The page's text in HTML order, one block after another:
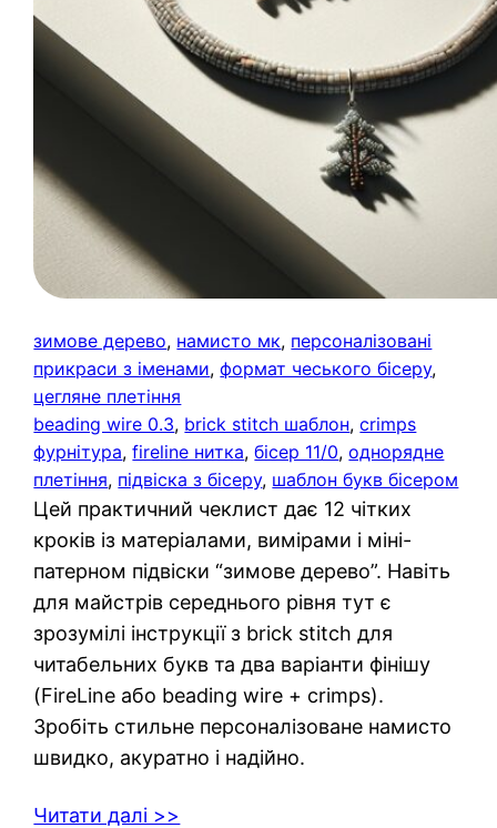
зимове дерево, намисто мк, персоналізовані
прикраси з іменами, формат чеського бісеру
цегляне плетіння
beading wire 0.3, brick stitch шаблон, crimps
фурнітура, fireline нитка, бісер 11/0, однорядне
плетіння, підвіска з бісеру, шаблон букв бісером
Цей практичний чеклист дає 12 чітких
кроків із матеріалами, вимірами і міні-
патерном підвіски “зимове дерево”. Навіть
для майстрів середнього рівня тут є
зрозумілі інструкції з brick stitch для
читабельних букв та два варіанти фінішу
(FireLine або beading wire + crimps).
Зробіть стильне персоналізоване намисто
швидко, акуратно і надійно.
Читати далі >>